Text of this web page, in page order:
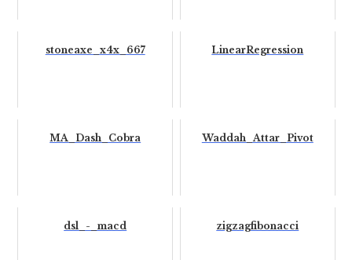
stoneaxe_x4x_667 LinearRegression
MA_Dash_Cobra Waddah_Attar_Pivot
dsl_-_macd zigzagfibonacci